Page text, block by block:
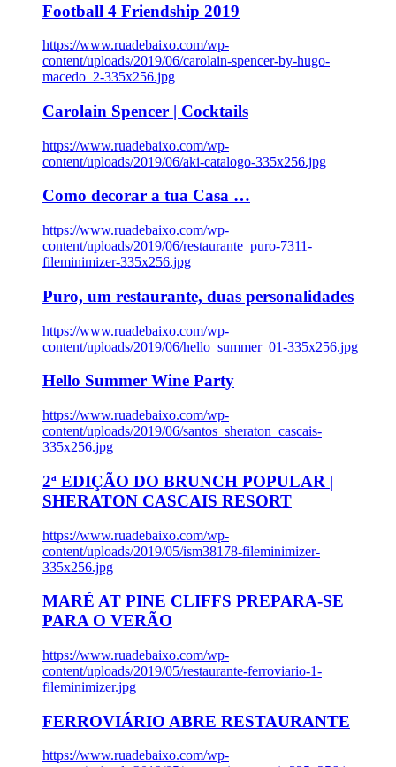
Football 4 Friendship 2019
https://www.ruadebaixo.com/wp-
content/uploads/2019/06/carolain-spencer-by-hugo-
macedo_2-335x256.jpg
Carolain Spencer | Cocktails
https://www.ruadebaixo.com/wp-
content/uploads/2019/06/aki-catalogo-335x256.jpg
Como decorar a tua Casa …
https://www.ruadebaixo.com/wp-
content/uploads/2019/06/restaurante_puro-7311-
fileminimizer-335x256.jpg
Puro, um restaurante, duas personalidades
https://www.ruadebaixo.com/wp-
content/uploads/2019/06/hello_summer_01-335x256.jpg
Hello Summer Wine Party
https://www.ruadebaixo.com/wp-
content/uploads/2019/06/santos_sheraton_cascais-
335x256.jpg
2ª EDIÇÃO DO BRUNCH POPULAR |
SHERATON CASCAIS RESORT
https://www.ruadebaixo.com/wp-
content/uploads/2019/05/ism38178-fileminimizer-
335x256.jpg
MARÉ AT PINE CLIFFS PREPARA-SE
PARA O VERÃO
https://www.ruadebaixo.com/wp-
content/uploads/2019/05/restaurante-ferroviario-1-
fileminimizer.jpg
FERROVIÁRIO ABRE RESTAURANTE
https://www.ruadebaixo.com/wp-